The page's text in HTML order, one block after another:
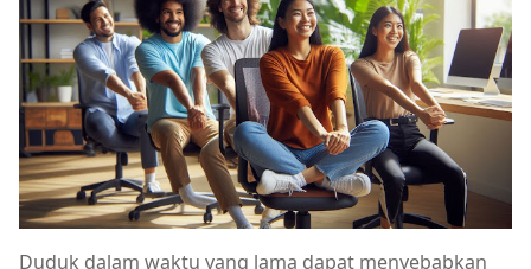
Duduk dalam waktu yang lama dapat menyebabkan